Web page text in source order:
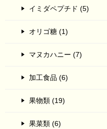
イミダペプチド (5)
オリゴ糖 (1)
マヌカハニー (7)
加工食品 (6)
果物類 (19)
果菜類 (6)